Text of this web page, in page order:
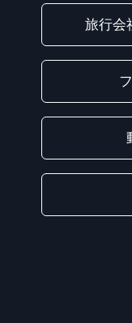
旅行会